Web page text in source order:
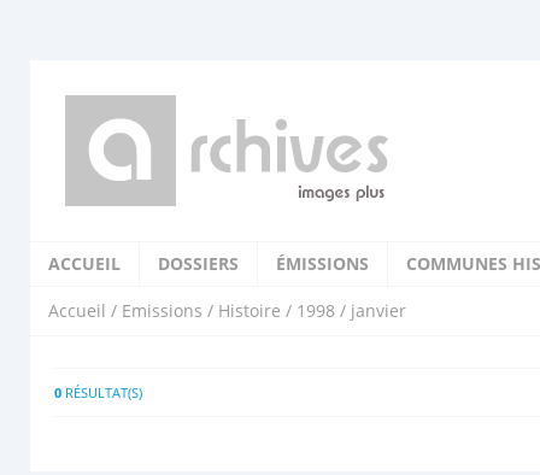
ACCUEIL DOSSIERS ÉMISSIONS COMMUNES
Accueil / Emissions / Histoire / 1998 / janvier
0 RÉSULTAT(S)